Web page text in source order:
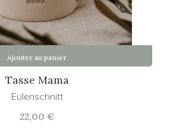
Tasse Mama
Eulenschnitt
22,00 €
Ajouter au panier